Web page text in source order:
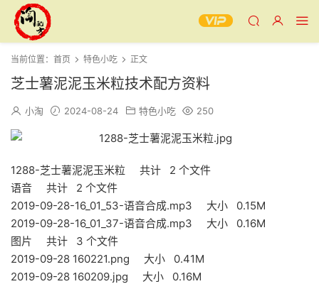
当前位置： 首页 特色小吃 正文
芝士薯泥泥玉米粒技术配方资料
小淘 2024-08-24 特色小吃 250
1288-芝士薯泥泥玉米粒 共计 2 个文件
语音 共计 2 个文件
2019-09-28-16_01_53-语音合成.mp3 大小 0.15M
2019-09-28-16_01_37-语音合成.mp3 大小 0.16M
图片 共计 3 个文件
2019-09-28 160221.png 大小 0.41M
2019-09-28 160209.jpg 大小 0.16M